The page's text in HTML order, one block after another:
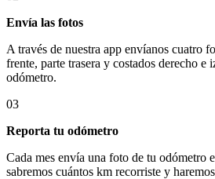
Envía las fotos
A través de nuestra app envíanos cuatro
frente, parte trasera y costados derecho e
odómetro.
03
Reporta tu odómetro
Cada mes envía una foto de tu odómetro
sabremos cuántos km recorriste y